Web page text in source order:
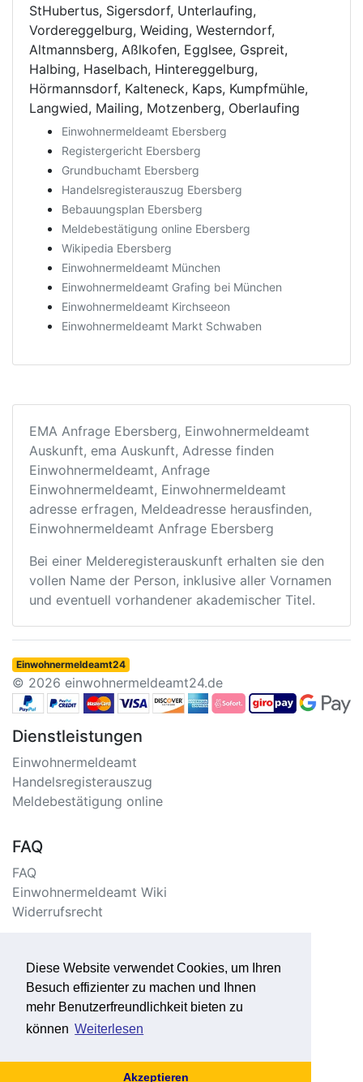
Diese Website verwendet Cookies, um Ihren
Besuch effizienter zu machen und Ihnen
mehr Benutzerfreundlichkeit bieten zu
können Weiterlesen
Akzeptieren
StHubertus, Sigersdorf, Unterlaufing,
Vordereggelburg, Weiding, Westerndorf,
Altmannsberg, Aßlkofen, Egglsee, Gspreit,
Halbing, Haselbach, Hintereggelburg,
Hörmannsdorf, Kalteneck, Kaps, Kumpfmühle,
Langwied, Mailing, Motzenberg, Oberlaufing
Einwohnermeldeamt Ebersberg
Registergericht Ebersberg
Grundbuchamt Ebersberg
Handelsregisterauszug Ebersberg
Bebauungsplan Ebersberg
Meldebestätigung online Ebersberg
Wikipedia Ebersberg
Einwohnermeldeamt München
Einwohnermeldeamt Grafing bei München
Einwohnermeldeamt Kirchseeon
Einwohnermeldeamt Markt Schwaben
EMA Anfrage Ebersberg, Einwohnermeldeamt
Auskunft, ema Auskunft, Adresse finden
Einwohnermeldeamt, Anfrage
Einwohnermeldeamt, Einwohnermeldeamt
adresse erfragen, Meldeadresse herausfinden,
Einwohnermeldeamt Anfrage Ebersberg
Bei einer Melderegisterauskunft erhalten sie den
vollen Name der Person, inklusive aller Vornamen
und eventuell vorhandener akademischer Titel.
Einwohnermeldeamt24
© 2026 einwohnermeldeamt24.de
Dienstleistungen
Einwohnermeldeamt
Handelsregisterauszug
Meldebestätigung online
FAQ
FAQ
Einwohnermeldeamt Wiki
Widerrufsrecht
Impressum/Kontakt
Datenschutzerklärung
Seitenverzeichnis